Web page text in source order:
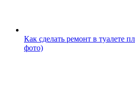
Как сделать ремонт в туалете
фото)